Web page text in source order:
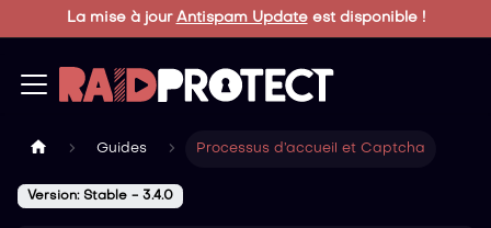
La mise à jour Antispam Updateest disponible !
Guides Processus d’accueil et Captcha
Version: Stable - 3.4.0